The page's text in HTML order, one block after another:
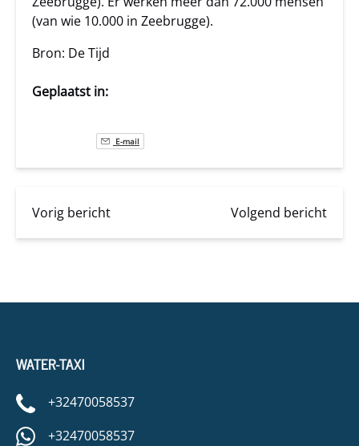
(van wie 10.000 in Zeebrugge).
Bron: De Tijd
Geplaatst in:
E-mail
Vorig bericht Volgend bericht
WATER-TAXI
+32470058537
+32470058537